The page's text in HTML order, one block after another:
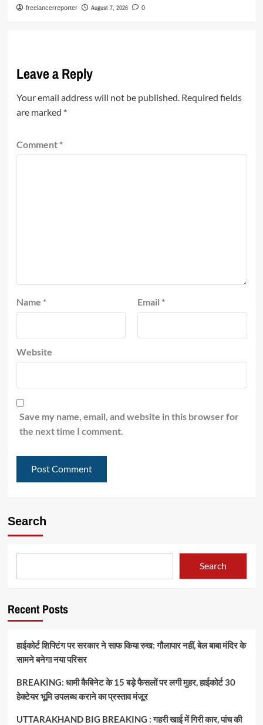
freelancerreporter August 7, 2026 0
Leave a Reply
Your email address will not be published. Required fields
are marked *
Comment *
Name * Email *
Website
Save my name, email, and website in this browser for
the next time I comment.
Search
Search
Recent Posts
हाईकोर्ट शिफ्टिंग पर सरकार ने साफ किया रुख: गौलापार नहीं, बेल बाबा मंदिर के
सामने बनेगा नया परिसर
BREAKING: धामी कैबिनेट के 15 बड़े फैसलों पर लगी मुहर, हाईकोर्ट 30
हेक्टेयर भूमि उपलब्ध कराने का प्रस्ताव मंजूर
UTTARAKHAND BIG BREAKING : गहरी खाई में गिरी कार, पांच की